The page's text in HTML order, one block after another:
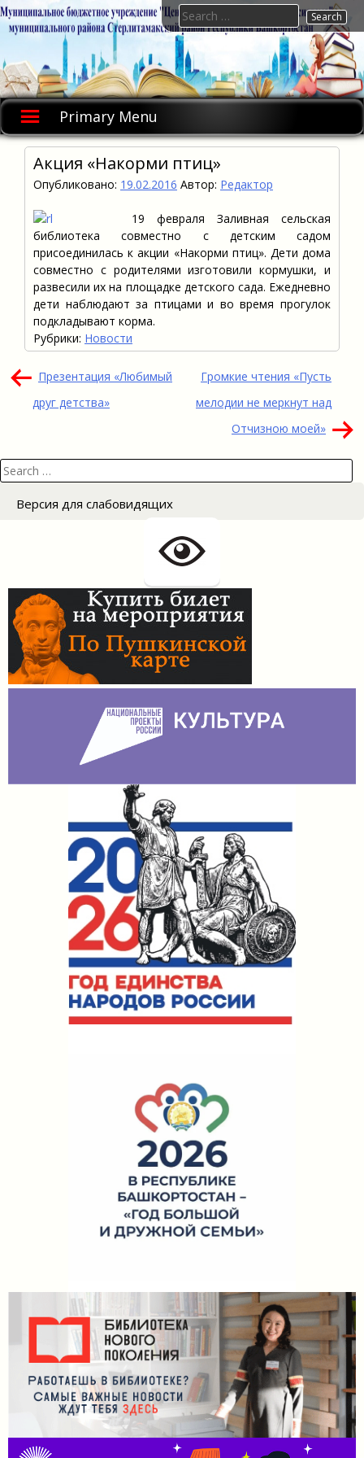
Skip
to
Primary Menu
Search
for:
Акция «Накорми птиц»
Опубликовано: 19.02.2016 Автор: Редактор
19 февраля Заливная сельская
библиотека совместно с детским садом
присоединилась к акции «Накорми птиц». Дети дома
совместно с родителями изготовили кормушки, и
развесили их на площадке детского сада. Ежедневно
дети наблюдают за птицами и во время прогулок
подкладывают корма.
Рубрики: Новости
Навигация
по
Презентация «Любимый
друг детства»
Громкие чтения «Пусть
мелодии не меркнут над
Отчизною моей»
Search
for:
Версия для слабовидящих